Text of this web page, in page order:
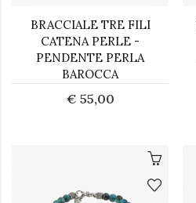
BRACCIALE TRE FILI
CATENA PERLE -
PENDENTE PERLA
BAROCCA
€ 55,00